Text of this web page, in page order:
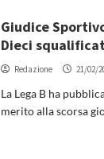
Giudice
Dieci
Redazione 21/02/
La Lega B ha
merito alla scorsa